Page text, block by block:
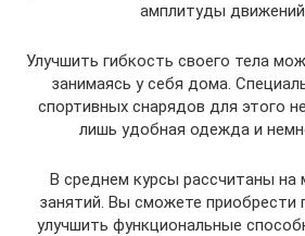
амплитуды движений
Улучшить гибкость своего тела
занимаясь у себя дома.
спортивных снарядов для этого
лишь удобная одежда и
В среднем курсы рассчитаны на
занятий. Вы сможете приобрести
улучшить функциональные